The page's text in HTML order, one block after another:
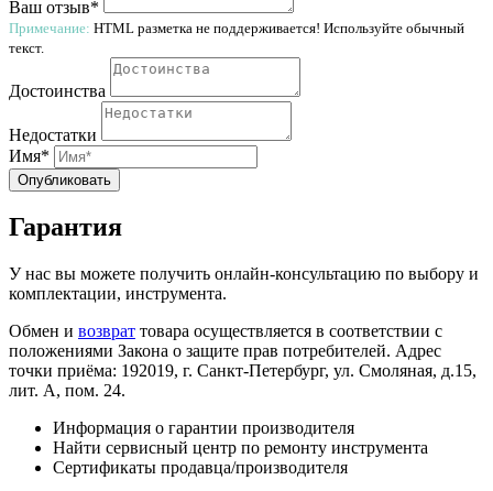
Ваш отзыв*
Примечание: HTML разметка не поддерживается! Используйте обычный
текст.
Достоинства
Недостатки
Имя*
Опубликовать
Гарантия
У нас вы можете получить онлайн-консультацию по выбору и
комплектации, инструмента.
Обмен и возврат товара осуществляется в соответствии с
положениями Закона о защите прав потребителей. Адрес
точки приёма: 192019, г. Санкт-Петербург, ул. Смоляная, д.15,
лит. А, пом. 24.
Информация о гарантии производителя
Найти сервисный центр по ремонту инструмента
Сертификаты продавца/производителя